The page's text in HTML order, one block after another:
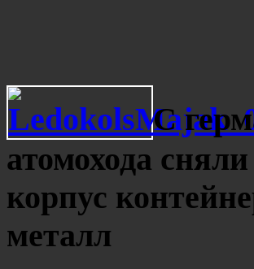
С
атомохода
корпус
металл